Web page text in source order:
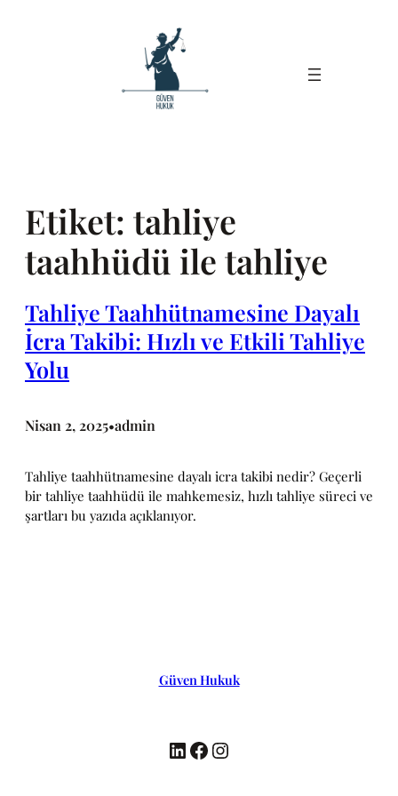
Etiket: tahliye
taahhüdü ile tahliye
Tahliye Taahhütnamesine Dayalı
İcra Takibi: Hızlı ve Etkili Tahliye
Yolu
Nisan 2, 2025•admin
Tahliye taahhütnamesine dayalı icra takibi nedir? Geçerli
bir tahliye taahhüdü ile mahkemesiz, hızlı tahliye süreci ve
şartları bu yazıda açıklanıyor.
Güven Hukuk
LinkedIn Facebook Instagram